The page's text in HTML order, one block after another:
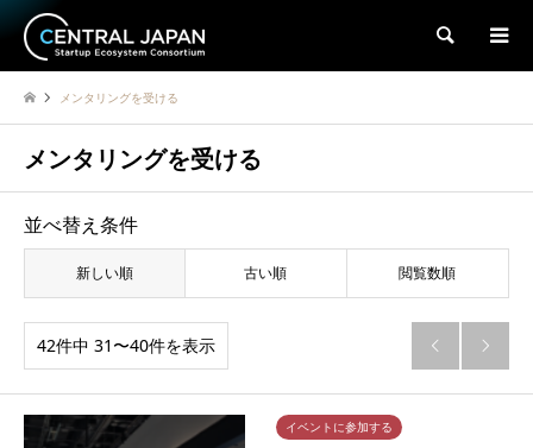
検索
メンタリングを受ける
メンタリングを受ける
並べ替え条件
新しい順 古い順 閲覧数順
42件中 31〜40件を表示  
イベントに参加する